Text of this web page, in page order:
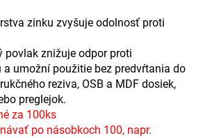
zinku zvyšuje odolnosť proti
povlak znižuje odpor proti
umožní použitie bez predvŕtania do
reziva, OSB a MDF dosiek,
preglejok.
za 100ks
po násobkoch 100, napr.